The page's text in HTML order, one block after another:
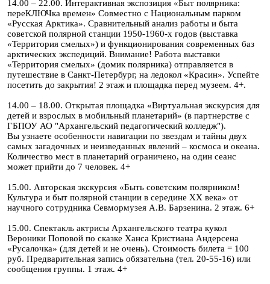
14.00 – 22.00. Интерактивная экспозиция «Быт полярника:
переКЛЮЧка времен» Совместно с Национальным парком
«Русская Арктика». Сравнительный анализ работы и быта
советской полярной станции 1950-1960-х годов (выставка
«Территория смелых») и функционирования современных баз
арктических экспедиций. Внимание! Работа выставки
«Территория смелых» (домик полярника) отправляется в
путешествие в Санкт-Петербург, на ледокол «Красин». Успейте
посетить до закрытия! 2 этаж и площадка перед музеем. 4+.
14.00 – 18.00. Открытая площадка «Виртуальная экскурсия для
детей и взрослых в мобильный планетарий» (в партнерстве с
ГБПОУ АО "Архангельский педагогический колледж").
Вы узнаете особенности навигации по звездам и тайны двух
самых загадочных и неизведанных явлений – космоса и океана.
Количество мест в планетарий ограничено, на один сеанс
может прийти до 7 человек. 4+
15.00. Авторская экскурсия «Быть советским полярником!
Культура и быт полярной станции в середине XX века» от
научного сотрудника Севмормузея А.В. Барзенина. 2 этаж. 6+
15.00. Спектакль актрисы Архангельского театра кукол
Вероники Поповой по сказке Ханса Кристиана Андерсена
«Русалочка» (для детей и не очень). Стоимость билета = 100
руб. Предварительная запись обязательна (тел. 20-55-16) или
сообщения группы. 1 этаж. 4+